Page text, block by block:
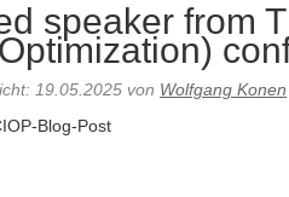
speaker from
19.05.2025 von Wolfgang Konen
Blog-Post